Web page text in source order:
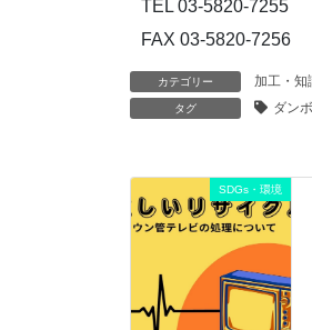
TEL 03-5820-7255
FAX 03-5820-7256
カテゴリー 加工・知
タグ ダン
SDGs・環境